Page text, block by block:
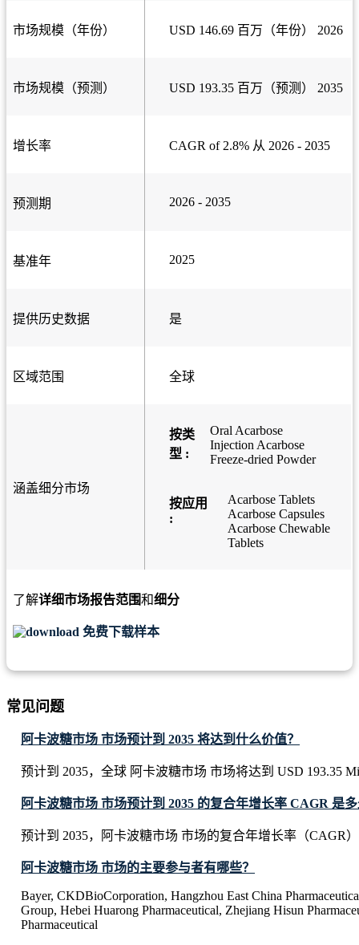
市场规模（年份） USD 146.69 百万（年份） 2026
市场规模（预测） USD 193.35 百万（预测） 2035
增长率 CAGR of 2.8% 从 2026 - 2035
预测期 2026 - 2035
基准年 2025
提供历史数据 是
区域范围 全球
涵盖细分市场
按类
型 :
Oral Acarbose
Injection Acarbose
Freeze-dried Powder
按应用
:
Acarbose Tablets
Acarbose Capsules
Acarbose Chewable
Tablets
了解详细市场报告范围和细分
免费下载样本
常见问题
阿卡波糖市场 市场预计到 2035 将达到什么价值？
预计到 2035，全球 阿卡波糖市场 市场将达到 USD 193.35
阿卡波糖市场 市场预计到 2035 的复合年增长率 CAGR 是
预计到 2035，阿卡波糖市场 市场的复合年增长率（CAGR
阿卡波糖市场 市场的主要参与者有哪些？
Bayer, CKDBioCorporation, Hangzhou East China
Group, Hebei Huarong Pharmaceutical, Zhejiang Hisun
Pharmaceutical